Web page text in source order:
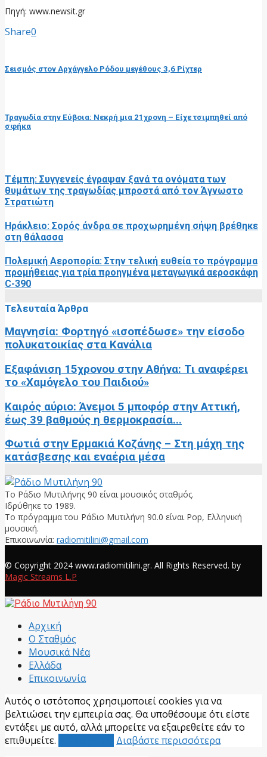
Πηγή: www.newsit.gr
Share0
Σεισμός στον Αρχάγγελο Ρόδου μεγέθους 3,6 Ρίχτερ
Τραγωδία στην Εύβοια: Νεκρή μια 21χρονη – Είχε τσιμπηθεί από
σφήκα
Τέμπη: Συγγενείς έγραψαν ξανά τα ονόματα των
θυμάτων της τραγωδίας μπροστά από τον Άγνωστο
Στρατιώτη
Ηράκλειο: Σορός άνδρα σε προχωρημένη σήψη βρέθηκε
στη θάλασσα
Πολεμική Αεροπορία: Στην τελική ευθεία το πρόγραμμα
προμήθειας για τρία προηγμένα μεταγωγικά αεροσκάφη
C-390
Τελευταία Άρθρα
Μαγνησία: Φορτηγό «ισοπέδωσε» την είσοδο
πολυκατοικίας στα Κανάλια
Εξαφάνιση 15χρονου στην Αθήνα: Τι αναφέρει
το «Χαμόγελο του Παιδιού»
Καιρός αύριο: Άνεμοι 5 μποφόρ στην Αττική,
έως 39 βαθμούς η θερμοκρασία...
Φωτιά στην Ερμακιά Κοζάνης – Στη μάχη της
κατάσβεσης και εναέρια μέσα
Το Ράδιο Μυτιλήνης 90 είναι μουσικός σταθμός.
Ιδρύθηκε το 1989.
Το πρόγραμμα του Ράδιο Μυτιλήνη 90.0 είναι Pop, Ελληνική
μουσική.
Επικοινωνία: radiomitilini@gmail.com
© Copyright 2024 www.radiomitilini.gr. All Rights Reserved. by
Magic Streams L.P
Αρχική
Ο Σταθμός
Μουσικά Νέα
Ελλάδα
Επικοινωνία
Αυτός ο ιστότοπος χρησιμοποιεί cookies για να
βελτιώσει την εμπειρία σας. Θα υποθέσουμε ότι είστε
εντάξει με αυτό, αλλά μπορείτε να εξαιρεθείτε εάν το
επιθυμείτε.
Διαβάστε περισσότερα